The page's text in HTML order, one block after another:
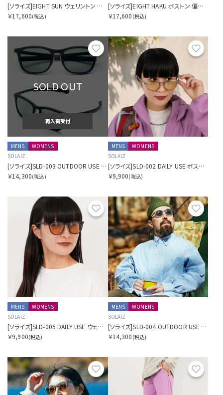
[ソライズ]EIGHT SUN ウェリントン 偏光モデル
￥17,600(税込)
[ソライズ]EIGHT HAKU ボストン 偏光モデル
￥17,600 (税込)
お気に入り
SOLD OUT
再入荷受付
MENS
WOMENS
SOLAIZ
[ソライズ]SLD-003 OUTDOOR USE ウェリントン 偏光モデル
￥14,300(税込)
MENS
WOMENS
SOLAIZ
[ソライズ]SLD-002 DAILY USE ボストン
￥9,900(税込)
お気に入り
MENS
WOMENS
SOLAIZ
[ソライズ]SLD-005 DAILY USE ウェリントン
￥9,900(税込)
お気
MENS
WOMENS
SOLAIZ
[ソライズ]SLD-004 OUTDOOR USE クラウンパント 偏光モデル
￥14,300 (税込)
お気に入り